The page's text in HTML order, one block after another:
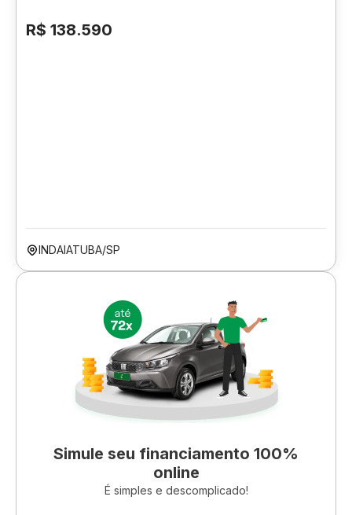
R$ 138.590
INDAIATUBA/SP
Simule seu financiamento 100%
online
É simples e descomplicado!